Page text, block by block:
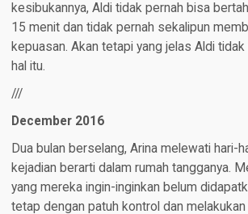
kesibukannya, Aldi tidak pernah bisa
15 menit dan tidak pernah sekalipun
kepuasan. Akan tetapi yang jelas Aldi
hal itu.
///
December 2016
Dua bulan berselang, Arina melewati hari-
kejadian berarti dalam rumah tangganya.
yang mereka ingin-inginkan belum
tetap dengan patuh kontrol dan